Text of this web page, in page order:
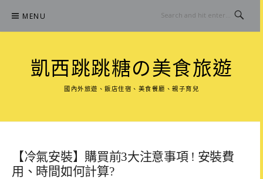
content
MENU
凱西跳跳糖の美食旅遊
國內外旅遊、飯店住宿、美食餐廳、親子育兒
【冷氣安裝】購買前3大注意事項 ! 安裝費
用、時間如何計算?